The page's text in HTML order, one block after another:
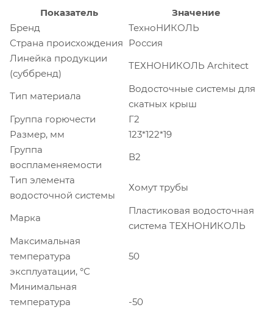
Показатель
Значение
Бренд
ТехноНИКОЛЬ
Страна происхождения Россия
Линейка продукции
(суббренд)
ТЕХНОНИКОЛЬ Architect
Тип материала
Водосточные системы для
скатных крыш
Группа горючести
Г2
Размер, мм
123*122*19
Группа
воспламеняемости
В2
Тип элемента
водосточной системы
Хомут трубы
Марка
Пластиковая водосточная
система ТЕХНОНИКОЛЬ
Максимальная
температура
эксплуатации, °С
50
Минимальная
температура
-50